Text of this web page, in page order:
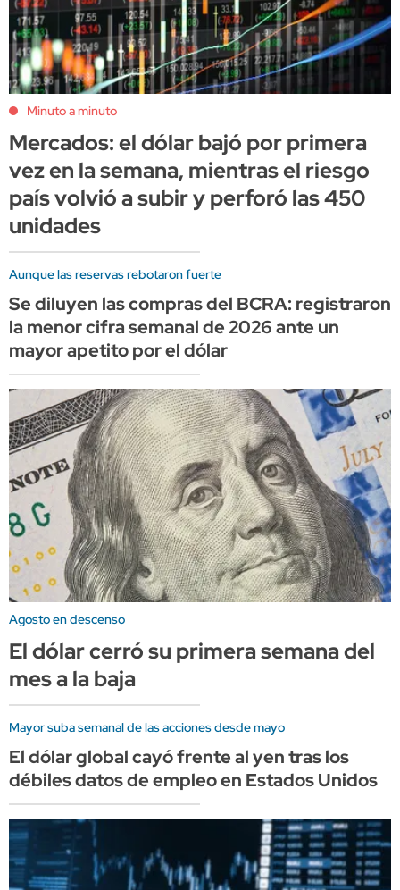
Minuto a minuto
Mercados: el dólar bajó por primera
vez en la semana, mientras el riesgo
país volvió a subir y perforó las 450
unidades
Aunque las reservas rebotaron fuerte
Se diluyen las compras del BCRA: registraron
la menor cifra semanal de 2026 ante un
mayor apetito por el dólar
Agosto en descenso
El dólar cerró su primera semana del
mes a la baja
Mayor suba semanal de las acciones desde mayo
El dólar global cayó frente al yen tras los
débiles datos de empleo en Estados Unidos